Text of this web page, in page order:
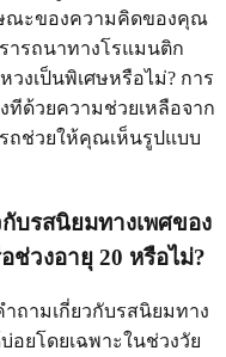
ษณะของความคิดของคุณ
ารถนาทางโรแมนติก
งเป็นพิเศษหรือไม่? การ
ทีด้วยความช่วยเหลือจาก
ถช่วยให้คุณเห็นรูปแบบ
บรสนิยมทางเพศของ
ช่วงอายุ 20 หรือไม่?
ถามเกี่ยวกับรสนิยมทาง
ยโดยเฉพาะในช่วงวัย